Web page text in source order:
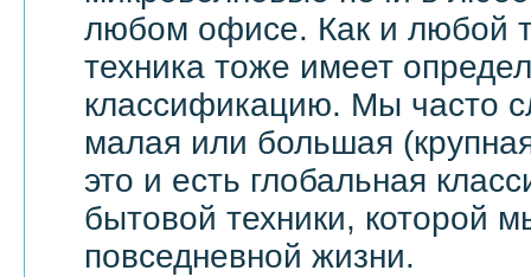
любом офисе. Как и любой
техника тоже имеет
классификацию. Мы часто
малая или большая
это и есть глобальная
бытовой техники, которой
повседневной жизни.